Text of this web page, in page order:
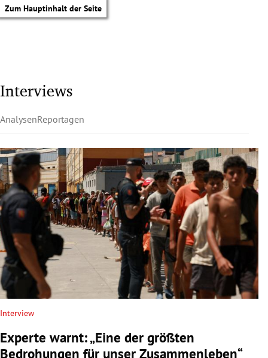
Zum Hauptinhalt der Seite
Untermenü
Untermenü
Untermenü
Untermenü
Interviews
AnalysenReportagen
Interview
Experte warnt: „Eine der größten
Bedrohungen für unser Zusammenleben“